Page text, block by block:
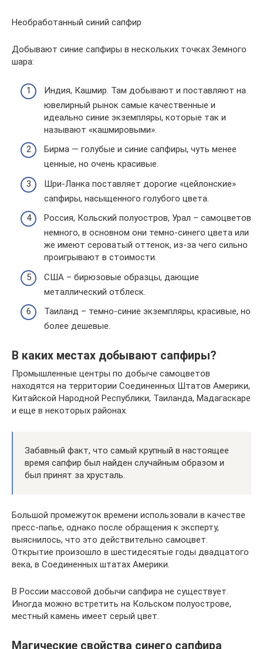
Необработанный синий сапфир
Добывают синие сапфиры в нескольких точках Земного
шара:
Индия, Кашмир. Там добывают и поставляют на
ювелирный рынок самые качественные и
идеально синие экземпляры, которые так и
называют «кашмировыми».
Бирма — голубые и синие сапфиры, чуть менее
ценные, но очень красивые.
Шри-Ланка поставляет дорогие «цейлонские»
сапфиры, насыщенного голубого цвета.
Россия, Кольский полуостров, Урал – самоцветов
немного, в основном они темно-синего цвета или
же имеют сероватый оттенок, из-за чего сильно
проигрывают в стоимости.
США – бирюзовые образцы, дающие
металлический отблеск.
Таиланд – темно-синие экземпляры, красивые, но
более дешевые.
В каких местах добывают сапфиры?
Промышленные центры по добыче самоцветов
находятся на территории Соединенных Штатов Америки,
Китайской Народной Республики, Таиланда, Мадагаскаре
и еще в некоторых районах.
Забавный факт, что самый крупный в настоящее
время сапфир был найден случайным образом и
был принят за хрусталь.
Большой промежуток времени использовали в качестве
пресс-папье, однако после обращения к эксперту,
выяснилось, что это действительно самоцвет.
Открытие произошло в шестидесятые годы двадцатого
века, в Соединенных штатах Америки.
В России массовой добычи сапфира не существует.
Иногда можно встретить на Кольском полуострове,
местный камень имеет серый цвет.
Магические свойства синего сапфира